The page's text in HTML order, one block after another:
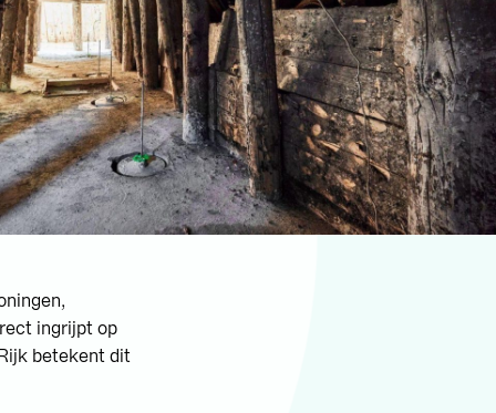
ingrijpt op
betekent dit